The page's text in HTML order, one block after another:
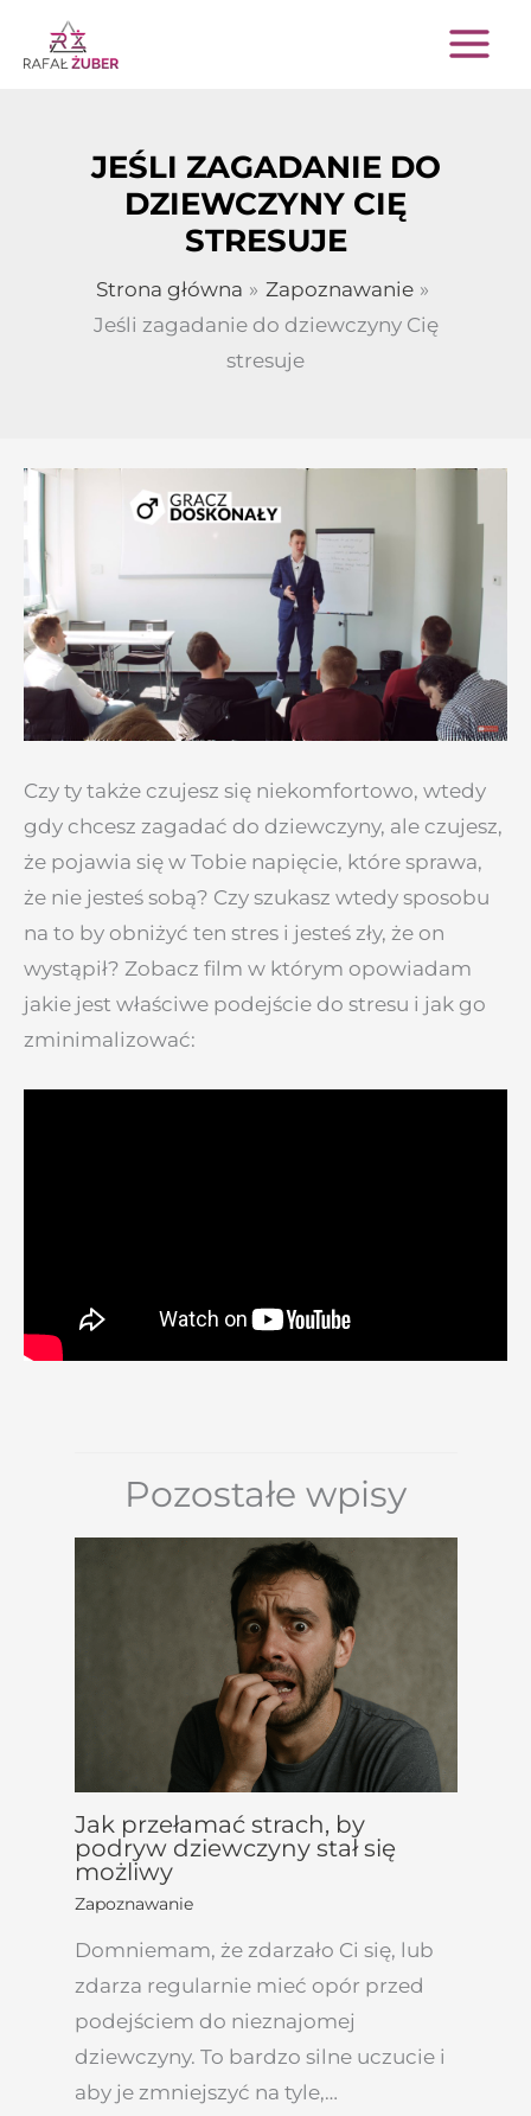
Przejdź
do
JEŚLI ZAGADANIE DO
DZIEWCZYNY CIĘ
STRESUJE
Strona główna
Zapoznawanie
Jeśli zagadanie do dziewczyny Cię
stresuje
Czy ty także czujesz się niekomfortowo, wtedy
gdy chcesz zagadać do dziewczyny, ale czujesz,
że pojawia się w Tobie napięcie, które sprawa,
że nie jesteś sobą? Czy szukasz wtedy sposobu
na to by obniżyć ten stres i jesteś zły, że on
wystąpił? Zobacz film w którym opowiadam
jakie jest właściwe podejście do stresu i jak go
zminimalizować:
Pozostałe wpisy
Jak przełamać strach, by
podryw dziewczyny stał się
możliwy
Zapoznawanie
Domniemam, że zdarzało Ci się, lub
zdarza regularnie mieć opór przed
podejściem do nieznajomej
dziewczyny. To bardzo silne uczucie i
aby je zmniejszyć na tyle,…